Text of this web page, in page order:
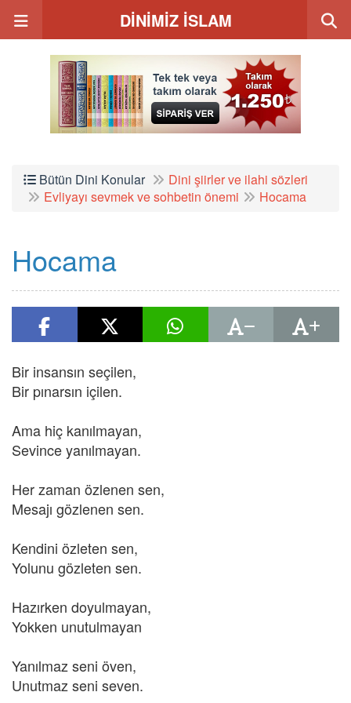
DİNİMİZ İSLAM
Bütün Dini Konular
Dini şiirler ve ilahi sözleri
Evliyayı sevmek ve sohbetin önemi
Hocama
Hocama
Bir insansın seçilen,
Bir pınarsın içilen.
Ama hiç kanılmayan,
Sevince yanılmayan.
Her zaman özlenen sen,
Mesajı gözlenen sen.
Kendini özleten sen,
Yolunu gözleten sen.
Hazırken doyulmayan,
Yokken unutulmayan
Yanılmaz seni öven,
Unutmaz seni seven.